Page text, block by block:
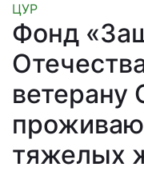
ЦУР
Фонд
ветерану
тяжелых